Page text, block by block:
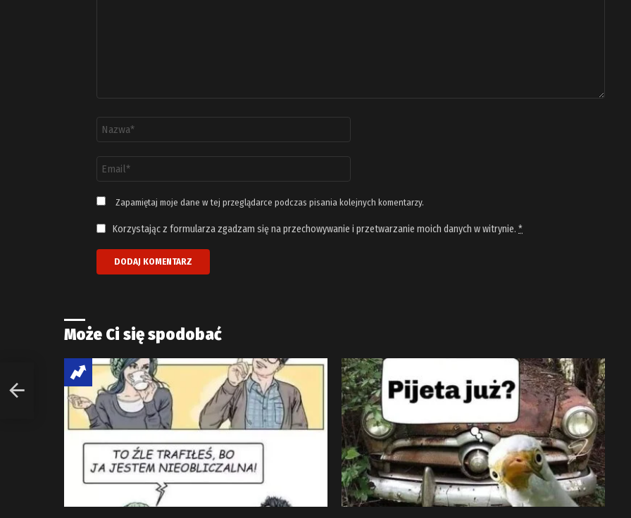
email
*
Zapamiętaj moje dane w tej przeglądarce podczas pisania kolejnych komentarzy.
Korzystając z formularza zgadzam się na przechowywanie i przetwarzanie moich danych w witrynie. *
Może Ci się spodobać